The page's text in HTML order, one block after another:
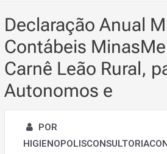
Declaração Anual
Contábeis
Carnê Leão Rural,
Autonomos e
POR